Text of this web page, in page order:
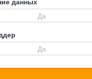
Да
Да